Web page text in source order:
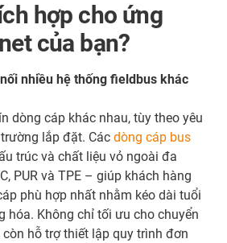
hợp cho ứng
của bạn?
nhiều hệ thống fieldbus khác
dòng cáp khác nhau, tùy theo yêu
lắp đặt. Các dòng cáp bus
trúc và chất liệu vỏ ngoài đa
PUR và TPE – giúp khách hàng
phù hợp nhất nhằm kéo dài tuổi
hóa. Không chỉ tối ưu cho chuyển
hỗ trợ thiết lập quy trình đơn